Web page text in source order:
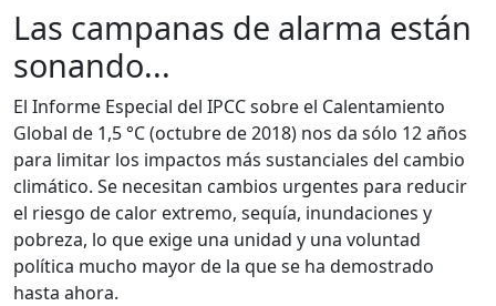
Las campanas de alarma están
sonando...
El Informe Especial del IPCC sobre el Calentamiento
Global de 1,5 °C (octubre de 2018) nos da sólo 12 años
para limitar los impactos más sustanciales del cambio
climático. Se necesitan cambios urgentes para reducir
el riesgo de calor extremo, sequía, inundaciones y
pobreza, lo que exige una unidad y una voluntad
política mucho mayor de la que se ha demostrado
hasta ahora.